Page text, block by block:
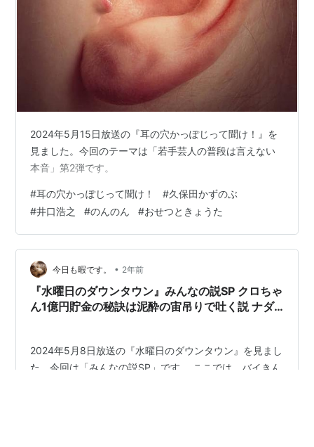
2024年5月15日放送の『耳の穴かっぽじって聞け！』を
見ました。今回のテーマは「若手芸人の普段は言えない
本音」第2弾です。
#耳の穴かっぽじって聞け！ #久保田かずのぶ
#井口浩之 #のんのん #おせつときょうた
今日も暇です。 • 2年前
『水曜日のダウンタウン』みんなの説SP クロちゃ
ん1億円貯金の秘訣は泥酔の宙吊りで吐く説 ナダ